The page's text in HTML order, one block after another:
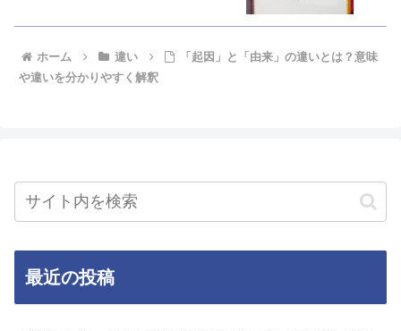
ホーム 違い
「起因」と「由来」の違いとは？意味
や違いを分かりやすく解釈
最近の投稿